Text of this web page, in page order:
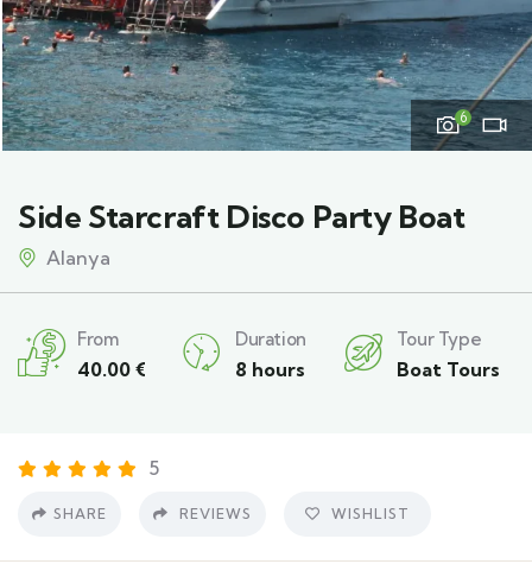
6
Side Starcraft Disco Party Boat
Alanya
From
40.00 €
Duration
8 hours
Tour Type
Boat Tours
5
SHARE REVIEWS WISHLIST